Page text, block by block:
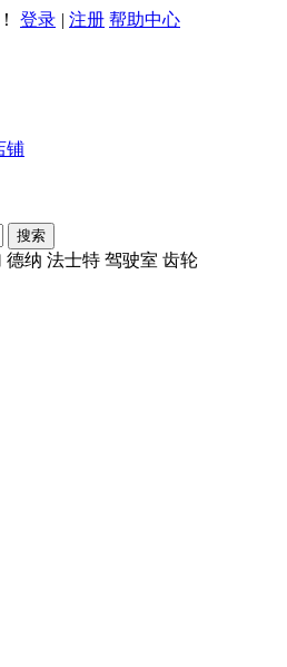
登录 | 注册 帮助中心
铺
德纳 法士特 驾驶室 齿轮